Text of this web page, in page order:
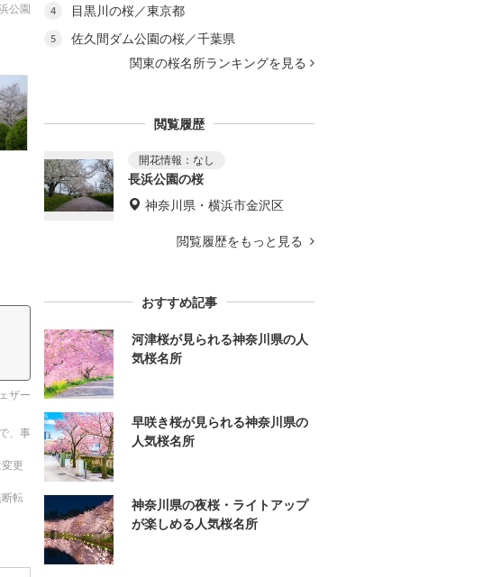
公園
ザー
、事
更
転
4 目黒川の桜／東京都
5
佐久間ダム公園の桜／千葉県
関東の桜名所ランキングを見る
閲覧履歴
長浜公園の桜
神奈川県・横浜市金沢区
閲覧履歴をもっと見る
おすすめ記事
河津桜が見られる神奈川県の人
気桜名所
早咲き桜が見られる神奈川県の
人気桜名所
神奈川県の夜桜・ライトアップ
が楽しめる人気桜名所